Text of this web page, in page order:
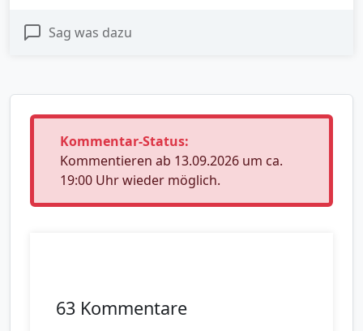
Sag was dazu
Kommentar-Status:
Kommentieren ab 13.09.2026 um ca.
19:00 Uhr wieder möglich.
63 Kommentare